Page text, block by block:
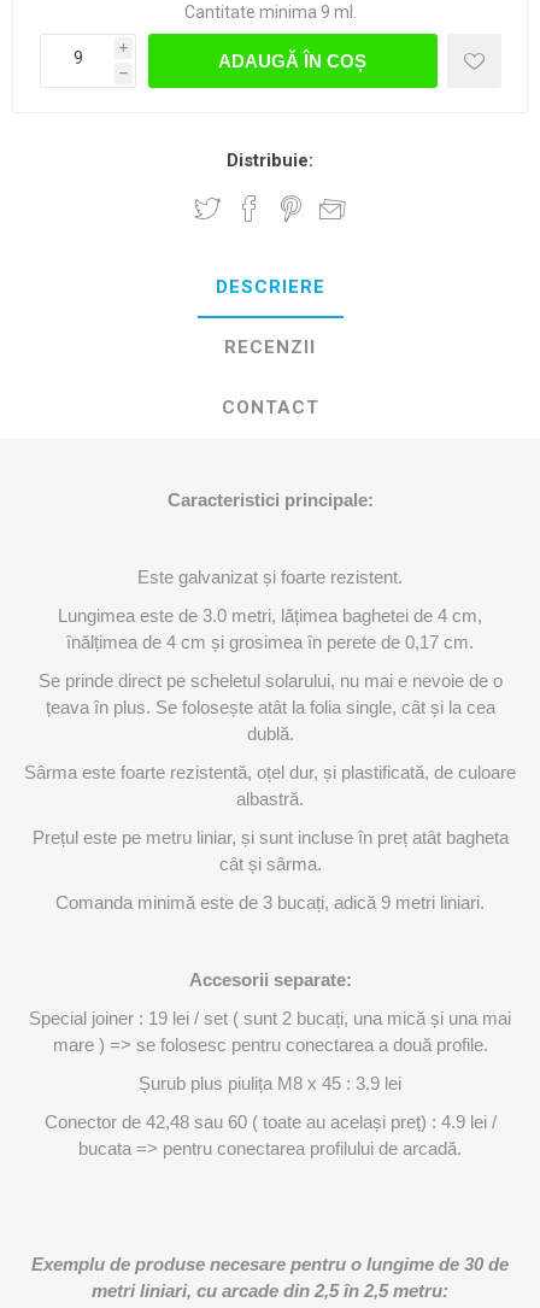
Cantitate minima 9 ml.
i
h
ADAUGĂ ÎN COȘ
Distribuie:
DESCRIERE
RECENZII
CONTACT
Caracteristici principale:
Este galvanizat și foarte rezistent.
Lungimea este de 3.0 metri, lățimea baghetei de 4 cm,
înălțimea de 4 cm și grosimea în perete de 0,17 cm.
Se prinde direct pe scheletul solarului, nu mai e nevoie de o
țeava în plus. Se folosește atât la folia single, cât și la cea
dublă.
Sârma este foarte rezistentă, oțel dur, și plastificată, de culoare
albastră.
Prețul este pe metru liniar, și sunt incluse în preț atât bagheta
cât și sârma.
Comanda minimă este de 3 bucați, adică 9 metri liniari.
Accesorii separate:
Special joiner : 19 lei / set ( sunt 2 bucați, una mică și una mai
mare ) => se folosesc pentru conectarea a două profile.
Șurub plus piulița M8 x 45 : 3.9 lei
Conector de 42,48 sau 60 ( toate au același preț) : 4.9 lei /
bucata => pentru conectarea profilului de arcadă.
Exemplu de produse necesare pentru o lungime de 30 de
metri liniari, cu arcade din 2,5 în 2,5 metru: